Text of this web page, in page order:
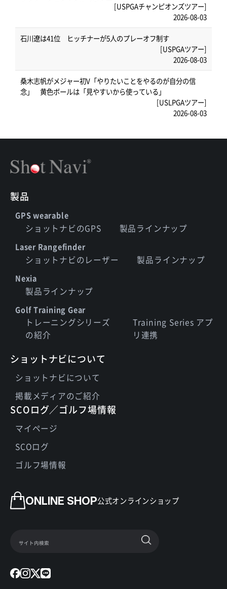
[USPGAチャンピオンズツアー]
2026-08-03
石川遼は41位 ヒッチナーが5人のプレーオフ制す
[USPGAツアー]
2026-08-03
桑木志帆がメジャー初V「やりたいことをやるのが自分の信
念」 黄色ボールは「見やすいから使っている」
[USLPGAツアー]
2026-08-03
ONLINE SHOP公式オンラインショップ
製品
GPS wearable
ショットナビのGPS 製品ラインナップ
Laser Rangefinder
ショットナビのレーザー 製品ラインナップ
Nexia
製品ラインナップ
Golf Training Gear
トレーニングシリーズ
の紹介
Training Series アプ
リ連携
ショットナビについて
ショットナビについて
掲載メディアのご紹介
SCOログ／ゴルフ場情報
マイページ
SCOログ
ゴルフ場情報